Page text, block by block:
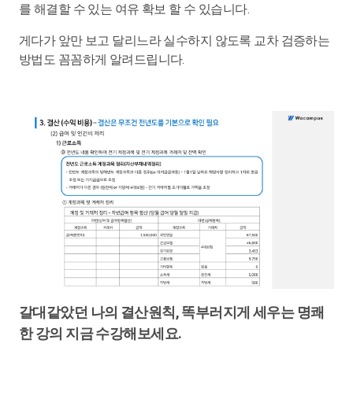
를 해결할 수 있는 여유 확보 할 수 있습니다.
게다가 앞만 보고 달리느라 실수하지 않도록 교차 검증하는
방법도 꼼꼼하게 알려드립니다.
갈대같았던 나의 결산원칙, 똑부러지게 세우는 명쾌
한 강의 지금 수강해보세요.